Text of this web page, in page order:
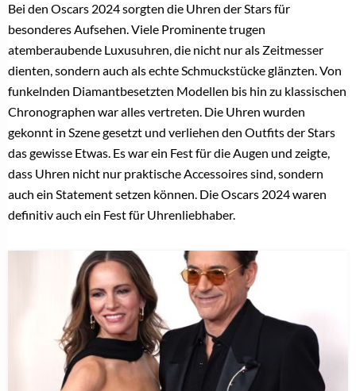
Bei den Oscars 2024 sorgten die Uhren der Stars für
besonderes Aufsehen. Viele Prominente trugen
atemberaubende Luxusuhren, die nicht nur als Zeitmesser
dienten, sondern auch als echte Schmuckstücke glänzten. Von
funkelnden Diamantbesetzten Modellen bis hin zu klassischen
Chronographen war alles vertreten. Die Uhren wurden
gekonnt in Szene gesetzt und verliehen den Outfits der Stars
das gewisse Etwas. Es war ein Fest für die Augen und zeigte,
dass Uhren nicht nur praktische Accessoires sind, sondern
auch ein Statement setzen können. Die Oscars 2024 waren
definitiv auch ein Fest für Uhrenliebhaber.